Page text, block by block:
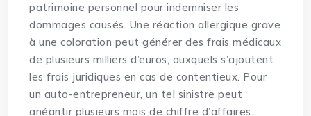
patrimoine personnel pour indemniser les
dommages causés. Une réaction allergique grave
à une coloration peut générer des frais médicaux
de plusieurs milliers d’euros, auxquels s’ajoutent
les frais juridiques en cas de contentieux. Pour
un auto-entrepreneur, un tel sinistre peut
anéantir plusieurs mois de chiffre d’affaires.